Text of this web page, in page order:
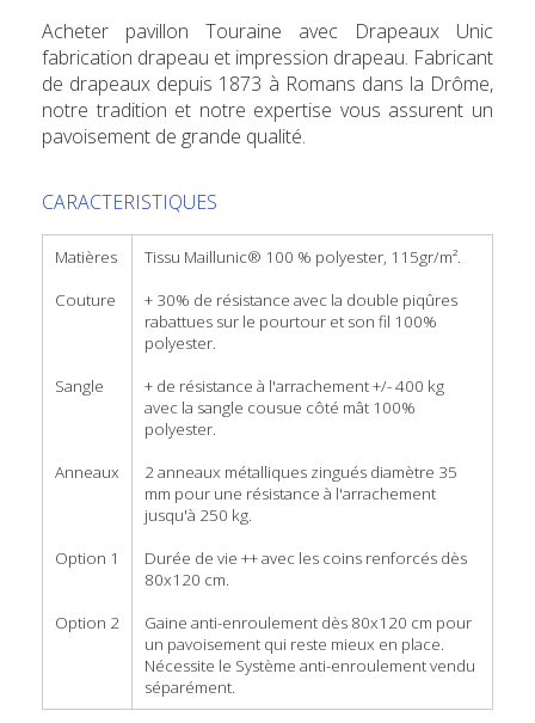
Acheter pavillon Touraine avec Drapeaux Unic
fabrication drapeau et impression drapeau. Fabricant
de drapeaux depuis 1873 à Romans dans la Drôme,
notre tradition et notre expertise vous assurent un
pavoisement de grande qualité.
CARACTERISTIQUES
Matières
Tissu Maillunic® 100 % polyester, 115gr/m².
Couture
+ 30% de résistance avec la double piqûres
rabattues sur le pourtour et son fil 100%
polyester.
Sangle
+ de résistance à l'arrachement +/- 400 kg
avec la sangle cousue côté mât 100%
polyester.
Anneaux
2 anneaux métalliques zingués diamètre 35
mm pour une résistance à l'arrachement
jusqu'à 250 kg.
Option 1
Durée de vie ++ avec les coins renforcés dès
80x120 cm.
Option 2
Gaine anti-enroulement dès 80x120 cm pour
un pavoisement qui reste mieux en place.
Nécessite le Système anti-enroulement vendu
séparément.